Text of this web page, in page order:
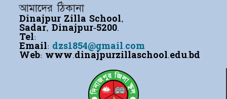
আমাদের ঠিকানা
Dinajpur Zilla School,
Sadar, Dinajpur-5200.
Tel:
Email: dzs1854@gmail.com
Web: www.dinajpurzillaschool.edu.bd